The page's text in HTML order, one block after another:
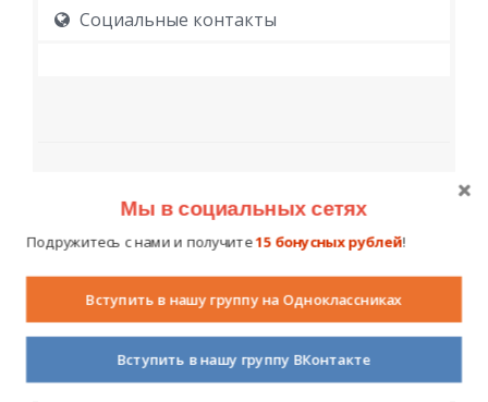
Социальные контакты
Образование
Работа
Мы в социальных сетях
Подружитесь с нами и получите15 бонусных рублей!
Вступить в нашу группу на Одноклассниках
Вступить в нашу группу ВКонтакте